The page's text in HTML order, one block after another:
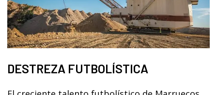
DESTREZA FUTBOLÍSTICA